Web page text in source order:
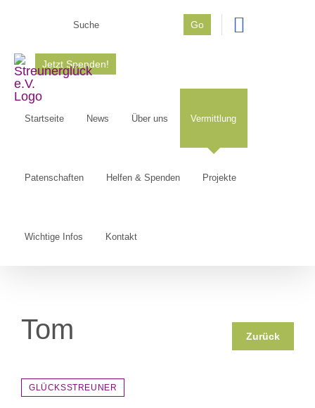
nach:
Go
Jetzt Spenden!
Startseite News Über uns Vermittlung
Patenschaften Helfen & Spenden Projekte
Wichtige Infos Kontakt
Tom Zurück
GLÜCKSSTREUNER